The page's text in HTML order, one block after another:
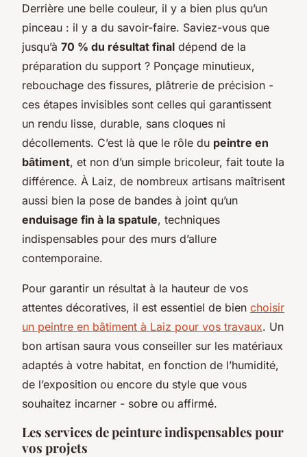
Derrière une belle couleur, il y a bien plus qu’un
pinceau : il y a du savoir-faire. Saviez-vous que
jusqu’à 70 % du résultat final dépend de la
préparation du support ? Ponçage minutieux,
rebouchage des fissures, plâtrerie de précision -
ces étapes invisibles sont celles qui garantissent
un rendu lisse, durable, sans cloques ni
décollements. C’est là que le rôle du peintre en
bâtiment, et non d’un simple bricoleur, fait toute la
différence. À Laiz, de nombreux artisans maîtrisent
aussi bien la pose de bandes à joint qu’un
enduisage fin à la spatule, techniques
indispensables pour des murs d’allure
contemporaine.
Pour garantir un résultat à la hauteur de vos
attentes décoratives, il est essentiel de bien choisir
un peintre en bâtiment à Laiz pour vos travaux. Un
bon artisan saura vous conseiller sur les matériaux
adaptés à votre habitat, en fonction de l’humidité,
de l’exposition ou encore du style que vous
souhaitez incarner - sobre ou affirmé.
Les services de peinture indispensables pour
vos projets